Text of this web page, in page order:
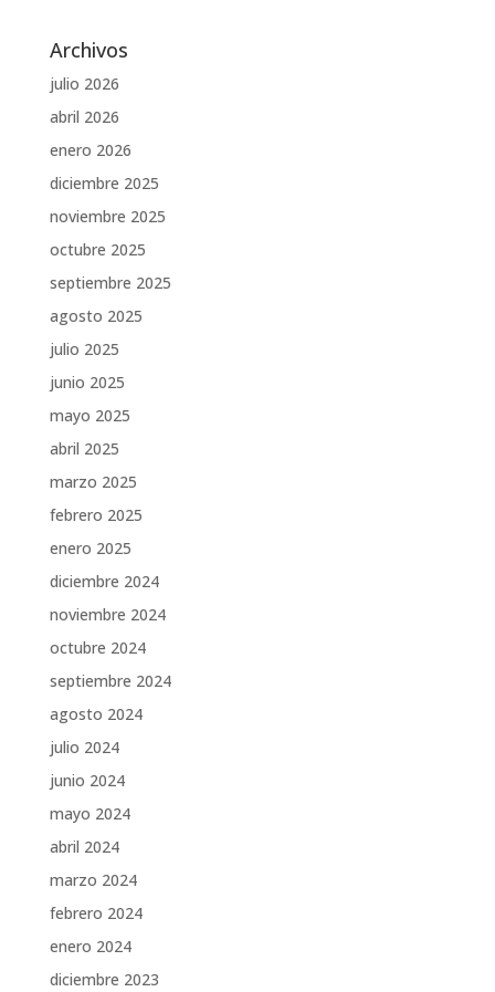
Archivos
julio 2026
abril 2026
enero 2026
diciembre 2025
noviembre 2025
octubre 2025
septiembre 2025
agosto 2025
julio 2025
junio 2025
mayo 2025
abril 2025
marzo 2025
febrero 2025
enero 2025
diciembre 2024
noviembre 2024
octubre 2024
septiembre 2024
agosto 2024
julio 2024
junio 2024
mayo 2024
abril 2024
marzo 2024
febrero 2024
enero 2024
diciembre 2023